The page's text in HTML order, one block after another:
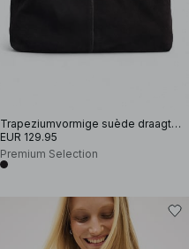
Trapeziumvormige suède draagtas
EUR 129.95
Premium Selection